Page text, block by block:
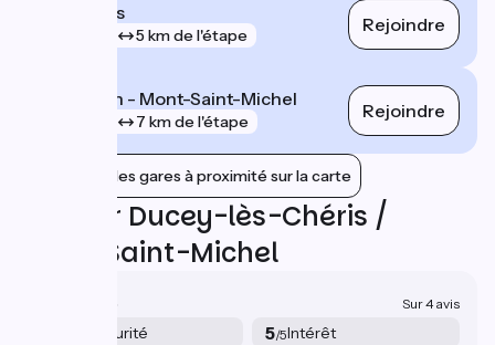
Avranches
5 km de l'étape Rejoindre
Pontorson - Mont-Saint-Michel
7 km de l'étape Rejoindre
Afficher les gares à proximité sur la carte
Avis sur Ducey-lès-Chéris /
Mont-Saint-Michel
Sur 4 avis
Sécurité 5/5Intérêt